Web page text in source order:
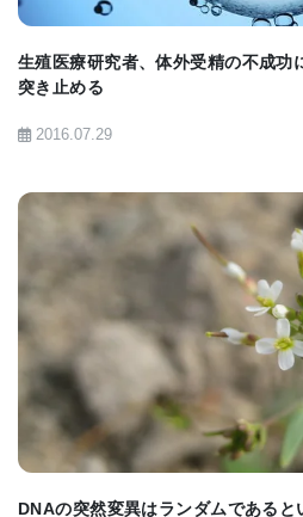
ロイ博士は述べている。
[News release
生殖医療研究者、体外受精の不成功
突き止める
2016.07.29
DNAの突然変異はランダムである